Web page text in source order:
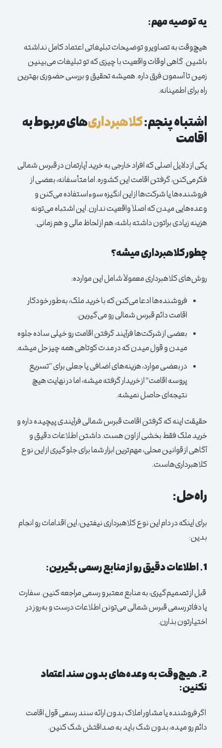
یه توصیه مهم:
هیچ‌وقت به تصاویر و توضیحات تبلیغاتی اعتماد کامل نداشته
باشین. گاهی اوقات واقعیت با چیزی که تو تبلیغات می‌بینین
زمین تا آسمون فرق داره. همیشه تحقیق و بررسی حضوری بهترین
راه برای اطمینانه.
اشتباه پنجم:کلاهبرداری‌های مربوط به
اقامت
یکی از دلایل اصلی که افراد خارجی به خریدآپارتماندر قبرس شمالی
فکر می‌کنن، گرفتن اقامت این کشوره. اما متأسفانه، بعضی از
فروشنده‌ها یا شرکت‌ها از این انگیزه سوءاستفاده می‌کنن و
وعده‌هایی میدن که اصلاً واقعیت ندارن. این اشتباه می‌تونه
هزینه زیادی براتون داشته باشه، هم از لحاظ مالی و هم زمانی.
چطور کلاهبرداری میشه؟
روش‌های کلاهبرداری معمولاً شامل این موارده:
فروشنده‌ها ادعا می‌کنن که با خرید ملک، به‌طور خودکار
اقامت دائم قبرس شمالی رو می‌گیرین.
بعضی از شرکت‌ها فرآیند گرفتن اقامت رو خیلی ساده جلوه
میدن و قول میدن که در مدت کوتاهی همه چیز حل میشه.
در بعضی موارد، هزینه‌های اضافی یا جعلی برای “تسریع
پروسه اقامت” از خریدار گرفته میشه، اما در نهایت هیچ
نتیجه‌ای حاصل نمیشه.
حقیقت اینه که گرفتن اقامت قبرس شمالی فرآیندی پیچیده داره و
خرید ملک فقط بخشی از اون هست. داشتن اطلاعات دقیق و
آگاهی از قوانین محلی، مهم‌ترین ابزار شما برای جلوگیری از این نوع
کلاهبرداری‌هاست.
راه‌حل:
برای اینکه در دام این نوع کلاهبرداری نیفتین، این اقدامات رو انجام
بدین:
1. اطلاعات دقیق رو از منابع رسمی بگیرین:
قبل از تصمیم‌گیری، به منابع معتبر و رسمی مراجعه کنین. سفارت
یا دفاتر رسمی قبرس شمالی می‌تونن اطلاعات درست و به‌روز در
اختیارتون بذارن.
2. هیچ‌وقت به وعده‌های بدون سند اعتماد
نکنین:
اگر فروشنده یا مشاور املاک بدون ارائه سند رسمی قول اقامت
دائم رو میده، بدون شک باید به صداقتش شک کنین.